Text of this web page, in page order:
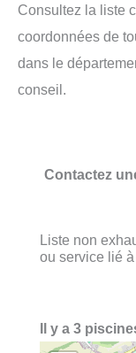
Consultez la liste
coordonnées de
dans le
conseil.
Contactez
Liste non
ou service lié
Il y a 3